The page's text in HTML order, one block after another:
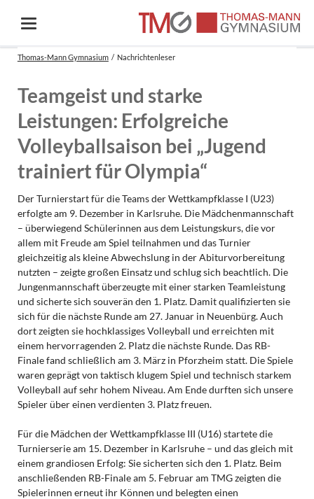
Thomas-Mann Gymnasium Nachrichtenleser
Teamgeist und starke
Leistungen: Erfolgreiche
Volleyballsaison bei „Jugend
trainiert für Olympia“
Der Turnierstart für die Teams der Wettkampfklasse I (U23)
erfolgte am 9. Dezember in Karlsruhe. Die Mädchenmannschaft
– überwiegend Schülerinnen aus dem Leistungskurs, die vor
allem mit Freude am Spiel teilnahmen und das Turnier
gleichzeitig als kleine Abwechslung in der Abiturvorbereitung
nutzten – zeigte großen Einsatz und schlug sich beachtlich. Die
Jungenmannschaft überzeugte mit einer starken Teamleistung
und sicherte sich souverän den 1. Platz. Damit qualifizierten sie
sich für die nächste Runde am 27. Januar in Neuenbürg. Auch
dort zeigten sie hochklassiges Volleyball und erreichten mit
einem hervorragenden 2. Platz die nächste Runde. Das RB-
Finale fand schließlich am 3. März in Pforzheim statt. Die Spiele
waren geprägt von taktisch klugem Spiel und technisch starkem
Volleyball auf sehr hohem Niveau. Am Ende durften sich unsere
Spieler über einen verdienten 3. Platz freuen.
Für die Mädchen der Wettkampfklasse III (U16) startete die
Turnierserie am 15. Dezember in Karlsruhe – und das gleich mit
einem grandiosen Erfolg: Sie sicherten sich den 1. Platz. Beim
anschließenden RB-Finale am 5. Februar am TMG zeigten die
Spielerinnen erneut ihr Können und belegten einen